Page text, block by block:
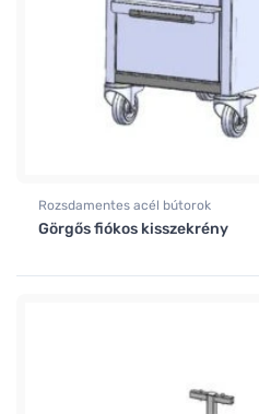
Rozsdamentes acél bútorok
Görgős fiókos kisszekrény